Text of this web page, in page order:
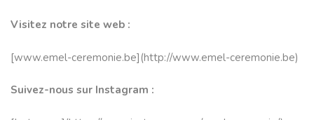
Visitez notre site web :
[www.emel-ceremonie.be](http://www.emel-ceremonie.be)
Suivez-nous sur Instagram :